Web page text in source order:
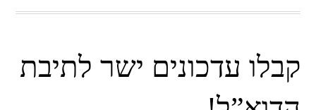
קבלו עדכונים ישר לתיבת